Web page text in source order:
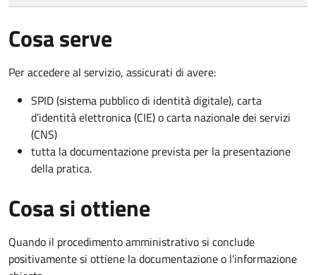
Cosa serve
Per accedere al servizio, assicurati di avere:
SPID (sistema pubblico di identità digitale), carta
d’identità elettronica (CIE) o carta nazionale dei servizi
(CNS)
tutta la documentazione prevista per la presentazione
della pratica.
Cosa si ottiene
Quando il procedimento amministrativo si conclude
positivamente si ottiene la documentazione o l'informazione